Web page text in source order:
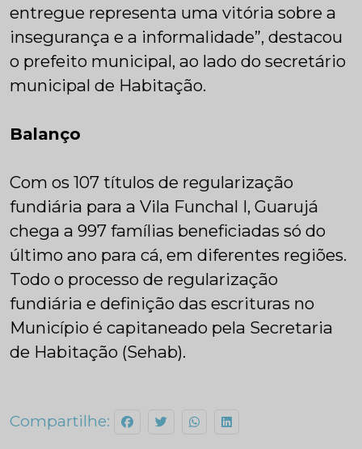
entregue representa uma vitória sobre a
insegurança e a informalidade”, destacou
o prefeito municipal, ao lado do secretário
municipal de Habitação.
Balanço
Com os 107 títulos de regularização
fundiária para a Vila Funchal I, Guarujá
chega a 997 famílias beneficiadas só do
último ano para cá, em diferentes regiões.
Todo o processo de regularização
fundiária e definição das escrituras no
Município é capitaneado pela Secretaria
de Habitação (Sehab).
Compartilhe: